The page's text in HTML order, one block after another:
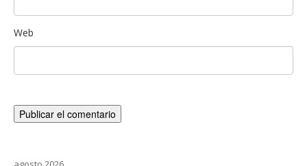
Web